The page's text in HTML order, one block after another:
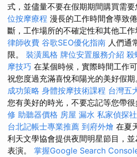
式，並儘量不要在假期期間購買需要
位按摩療程 漫長的工作時間會導致
斷，工作場所的不確定性和其他工作
律師收費 谷歌SEO優化指南 人們通
限。 裝潢風格 牌位安置服務介紹 殺
摩技巧 在某個時候，實際時間工作
祝您度過充滿喜悅和陽光的美好假期
成功策略 身體按摩技術課程 台灣五
您有美好的時光，不要忘記等您帶很
修 助聽器價格 房屋 漏水 私家偵探社
台北記帳士專業推薦 到府外燴 在夏
利天文學協會提供夜間明星節目，
表演。 掌握Google Search